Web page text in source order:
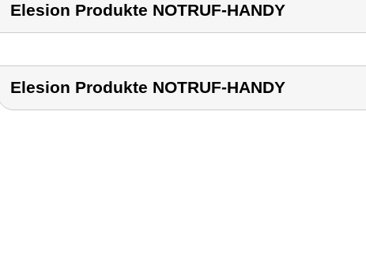
Elesion Produkte NOTRUF-HANDY
Elesion Produkte NOTRUF-HANDY